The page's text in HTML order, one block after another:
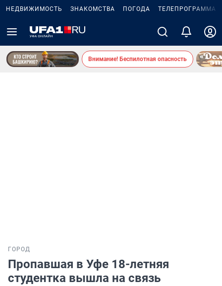
НЕДВИЖИМОСТЬ ЗНАКОМСТВА ПОГОДА ТЕЛЕПРОГРАММА
Внимание! Беспилотная опасность
ГОРОД
Пропавшая в Уфе 18-летняя
студентка вышла на связь